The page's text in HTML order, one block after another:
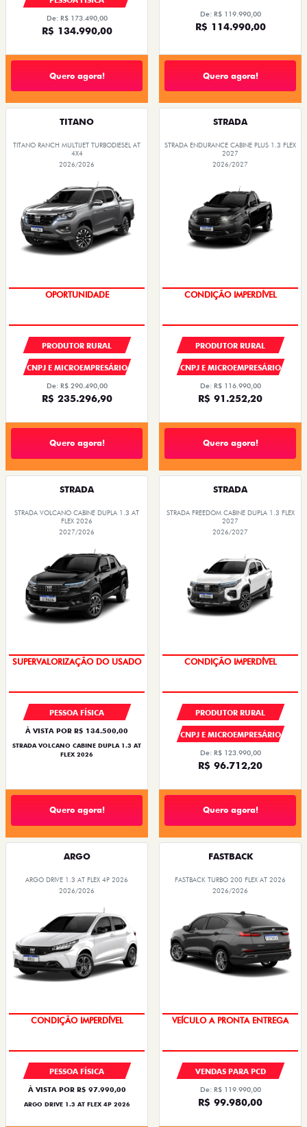
De: R$ 173.490,00
R$ 134.990,00
Quero agora!
De: R$ 119.990,00
R$ 114.990,00
Quero agora!
TITANO
TITANO RANCH MULTIJET TURBODIESEL AT
4X4
2026/2026
OPORTUNIDADE
PRODUTOR RURAL
CNPJ E MICROEMPRESÁRIO
De: R$ 290.490,00
R$ 235.296,90
Quero agora!
STRADA
STRADA ENDURANCE CABINE PLUS 1.3 FLEX
2027
2026/2027
CONDIÇÃO IMPERDÍVEL
PRODUTOR RURAL
CNPJ E MICROEMPRESÁRIO
De: R$ 116.990,00
R$ 91.252,20
Quero agora!
STRADA
STRADA VOLCANO CABINE DUPLA 1.3 AT
FLEX 2026
2027/2026
BÔNUS EXCLUSIVO DE R$ 5.000
PESSOA FÍSICA
À VISTA POR R$ 134.500,00
STRADA VOLCANO CABINE DUPLA 1.3 AT
FLEX 2026
Quero agora!
STRADA
STRADA FREEDOM CABINE DUPLA 1.3 FLEX
2027
2026/2027
CONDIÇÃO IMPERDÍVEL
PRODUTOR RURAL
CNPJ E MICROEMPRESÁRIO
De: R$ 123.990,00
R$ 96.712,20
Quero agora!
ARGO
ARGO DRIVE 1.3 AT FLEX 4P 2026
2026/2026
OPORTUNIDADE
PESSOA FÍSICA
À VISTA POR R$ 97.990,00
ARGO DRIVE 1.3 AT FLEX 4P 2026
FASTBACK
FASTBACK TURBO 200 FLEX AT 2026
2026/2026
VEÍCULO A PRONTA ENTREGA
VENDAS PARA PCD
De: R$ 119.990,00
R$ 99.980,00